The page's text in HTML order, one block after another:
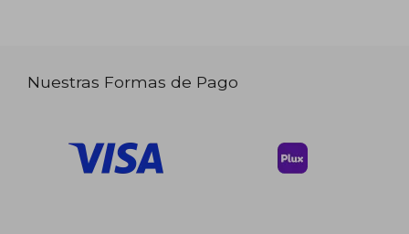
Nuestras Formas de Pago